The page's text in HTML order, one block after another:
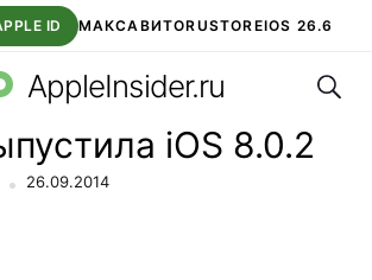
ID МАКСАВИТОRUSTOREIOS 26.6
ВТБ ОНЛАЙН ЧАТ В ROBLOX
AppleInsider.ru
iOS 8.0.2
26.09.2014